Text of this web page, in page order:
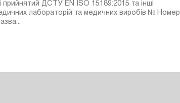
прийнятий ДСТУ EN ISO 15189:2015 та інші
лабораторій та медичних виробів № Номер